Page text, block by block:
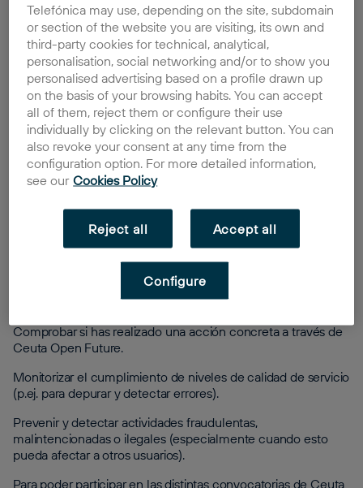
Detalle: Tratamos tus datos para:
Que puedas disfrutar de Ceuta Open Future y todas sus
funcionalidades (prestarte el servicio).
Conocer cómo utilizas la web de Ceuta Open Future para:
Detectar tendencias y correlaciones con el objetivo de
entender y predecir de forma agregada el uso de dichos
servicios y las necesidades que puedas tener como usuario.
Tomar mejores decisiones de negocio como, por ejemplo,
cómo mejorar los productos y servicios Open Future, así
como tu experiencia, o cómo hacer más efectivas las
acciones de comunicación que te indicamos en el punto
el número de usuarios activos o como se utilizan
determinadas funcionalidades.
Comprobar si has realizado una acción concreta a través de
Ceuta Open Future.
Monitorizar el cumplimiento de niveles de calidad de servicio
(p.ej. para depurar y detectar errores).
Prevenir y detectar actividades fraudulentas,
malintencionadas o ilegales (especialmente cuando esto
pueda afectar a otros usuarios).
Para poder participar en las distintas convocatorias de Ceuta
Telefónica may use, depending on the site, subdomain
or section of the website you are visiting, its own and
third-party cookies for technical, analytical,
personalisation, social networking and/or to show you
personalised advertising based on a profile drawn up
on the basis of your browsing habits. You can accept
all of them, reject them or configure their use
individually by clicking on the relevant button. You can
also revoke your consent at any time from the
configuration option. For more detailed information,
see our Cookies Policy
Reject all Accept all
Configure